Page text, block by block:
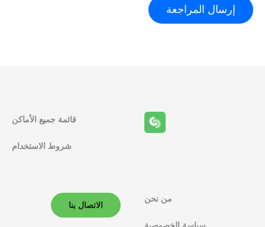
قائمة جميع الأماكن
شروط الاستخدام
من نحن
الاتصال بنا